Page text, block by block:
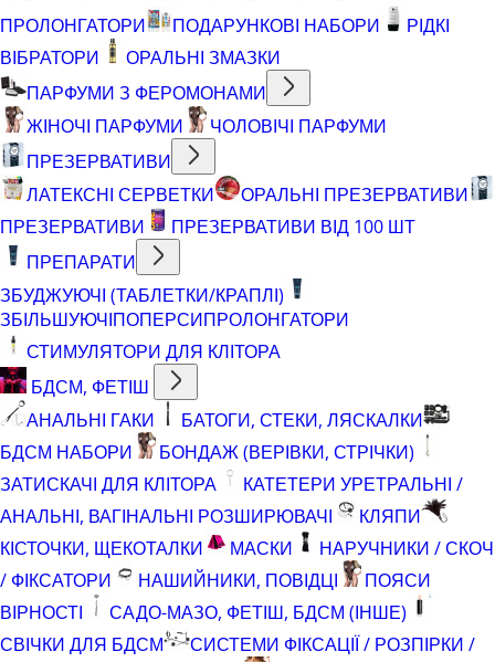
ПРОЛОНГАТОРИ
ПОДАРУНКОВІ НАБОРИ
РІДКІ
ВІБРАТОРИ
ОРАЛЬНІ ЗМАЗКИ
ПАРФУМИ З ФЕРОМОНАМИ
ЖІНОЧІ ПАРФУМИ
ЧОЛОВІЧІ ПАРФУМИ
ПРЕЗЕРВАТИВИ
ЛАТЕКСНІ СЕРВЕТКИ
ОРАЛЬНІ ПРЕЗЕРВАТИВИ
ПРЕЗЕРВАТИВИ
ПРЕЗЕРВАТИВИ ВІД 100 ШТ
ПРЕПАРАТИ
ЗБУДЖУЮЧІ (ТАБЛЕТКИ/КРАПЛІ)
ЗБІЛЬШУЮЧІПОПЕРСИПРОЛОНГАТОРИ
СТИМУЛЯТОРИ ДЛЯ КЛІТОРА
БДСМ, ФЕТІШ
АНАЛЬНІ ГАКИ
БАТОГИ, СТЕКИ, ЛЯСКАЛКИ
БДСМ НАБОРИ
БОНДАЖ (ВЕРІВКИ, СТРІЧКИ)
ЗАТИСКАЧІ ДЛЯ КЛІТОРА
КАТЕТЕРИ УРЕТРАЛЬНІ /
АНАЛЬНІ, ВАГІНАЛЬНІ РОЗШИРЮВАЧІ
КЛЯПИ
КІСТОЧКИ, ЩЕКОТАЛКИ
МАСКИ
НАРУЧНИКИ / СКОЧ
/ ФІКСАТОРИ
НАШИЙНИКИ, ПОВІДЦІ
ПОЯСИ
ВІРНОСТІ
САДО-МАЗО, ФЕТІШ, БДСМ (ІНШЕ)
СВІЧКИ ДЛЯ БДСМ
СИСТЕМИ ФІКСАЦІЇ / РОЗПІРКИ /